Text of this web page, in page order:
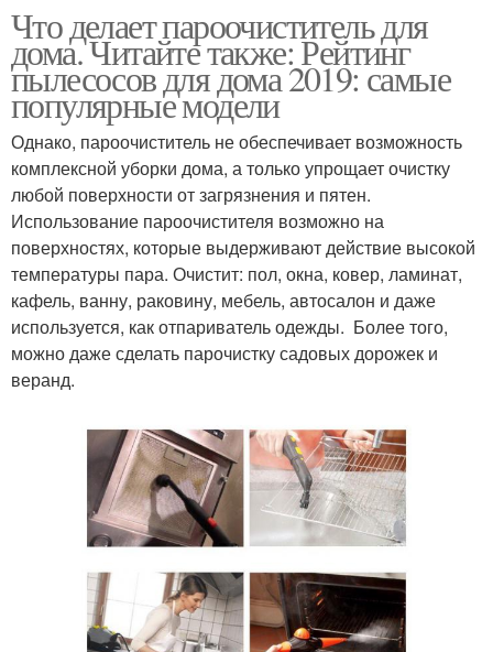
Что делает пароочиститель для
дома. Читайте также: Рейтинг
пылесосов для дома 2019: самые
популярные модели
Однако, пароочиститель не обеспечивает возможность
комплексной уборки дома, а только упрощает очистку
любой поверхности от загрязнения и пятен.
Использование пароочистителя возможно на
поверхностях, которые выдерживают действие высокой
температуры пара. Очистит: пол, окна, ковер, ламинат,
кафель, ванну, раковину, мебель, автосалон и даже
используется, как отпариватель одежды. Более того,
можно даже сделать парочистку садовых дорожек и
веранд.